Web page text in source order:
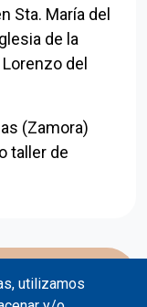
Sta. María del
de la
del
(Zamora)
taller de
utilizamos